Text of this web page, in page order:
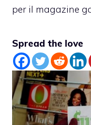
per il magazine
Spread the love